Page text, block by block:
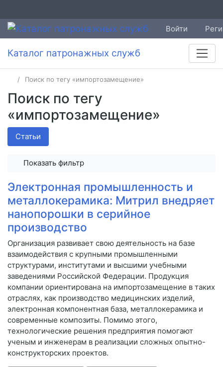
Войти
Каталог патронажных служб
Поиск по тегу «импортозамещение»
Поиск по тегу
«импортозамещение»
Статьи
Показать фильтр
Электронная промышленность и
металлокерамика: Митрил внедряет
нанопорошки в серийное
производство
Организация развивает свою деятельность на базе
взаимодействия с крупными промышленными
структурами, институтами и высшими учебными
заведениями Российской Федерации. Продукция
компании ориентирована на импортозамещение в таких
отраслях, как производство медицинских изделий,
электронная компонентная база, металлокерамика и
современные композиты. Помимо этого,
технологические решения предприятия помогают
ученым и инженерам в реализации сложных опытно-
конструкторских проектов.